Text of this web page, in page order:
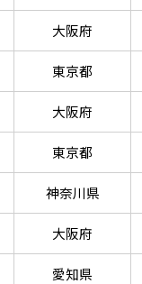
大阪府
東京都
大阪府
東京都
神奈川県
大阪府
愛知県